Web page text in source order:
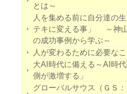
とは～
人を集める前に自分達の
テキに変える事」 ～神
の成功事例から学ぶ～
人が変わるために必要なこ
大AI時代に備える～AI時
側が激増する」
グローバルサウス（ＧＳ